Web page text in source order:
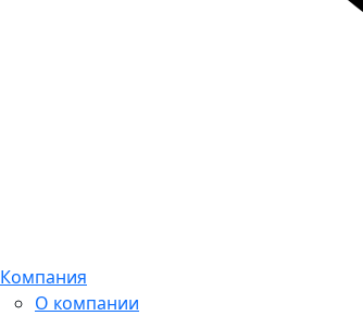
Компания
О компании